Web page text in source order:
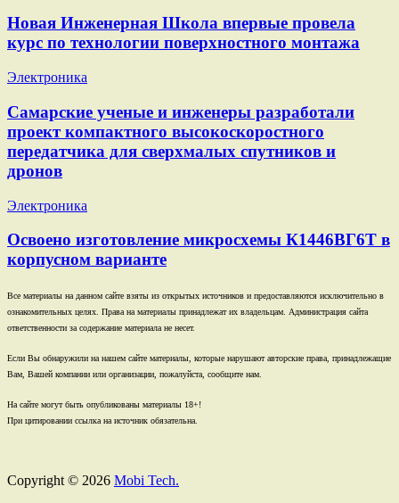
Новая Инженерная Школа впервые провела
курс по технологии поверхностного монтажа
Электроника
Самарские ученые и инженеры разработали
проект компактного высокоскоростного
передатчика для сверхмалых спутников и
дронов
Электроника
Освоено изготовление микросхемы К1446ВГ6Т в
корпусном варианте
Все материалы на данном сайте взяты из открытых источников и предоставляются исключительно в
ознакомительных целях. Права на материалы принадлежат их владельцам. Администрация сайта
ответственности за содержание материала не несет.
Если Вы обнаружили на нашем сайте материалы, которые нарушают авторские права, принадлежащие
Вам, Вашей компании или организации, пожалуйста, сообщите нам.
На сайте могут быть опубликованы материалы 18+!
При цитировании ссылка на источник обязательна.
Copyright © 2026 Mobi Tech.